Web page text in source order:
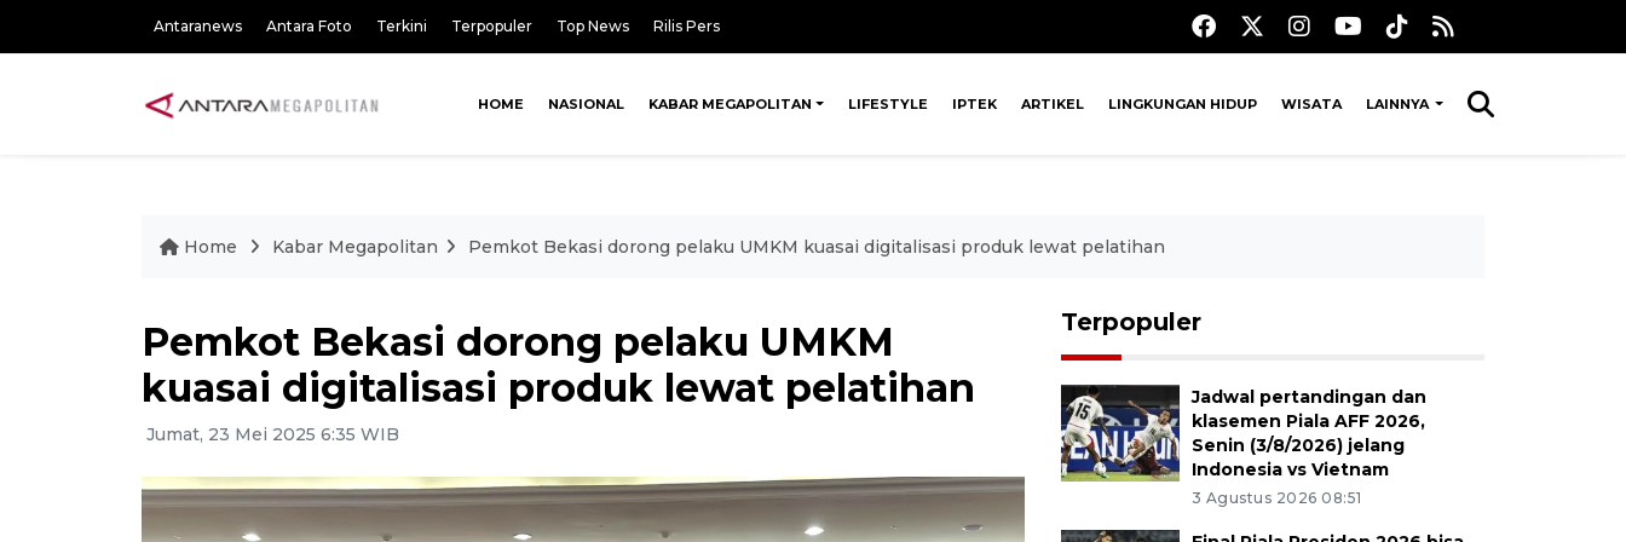
Antaranews Antara Foto Terkini Terpopuler Top News Rilis Pers
HOME NASIONAL KABAR MEGAPOLITAN LIFESTYLE IPTEK ARTIKEL LINGKUNGAN HIDUP WISATA LAINNYA
Home Kabar Megapolitan Pemkot Bekasi dorong pelaku UMKM kuasai digitalisasi produk lewat pelatihan
Pemkot Bekasi dorong pelaku UMKM
kuasai digitalisasi produk lewat pelatihan
Jumat, 23 Mei 2025 6:35 WIB
Terpopuler
Jadwal pertandingan dan
klasemen Piala AFF 2026,
Senin (3/8/2026) jelang
Indonesia vs Vietnam
3 Agustus 2026 08:51